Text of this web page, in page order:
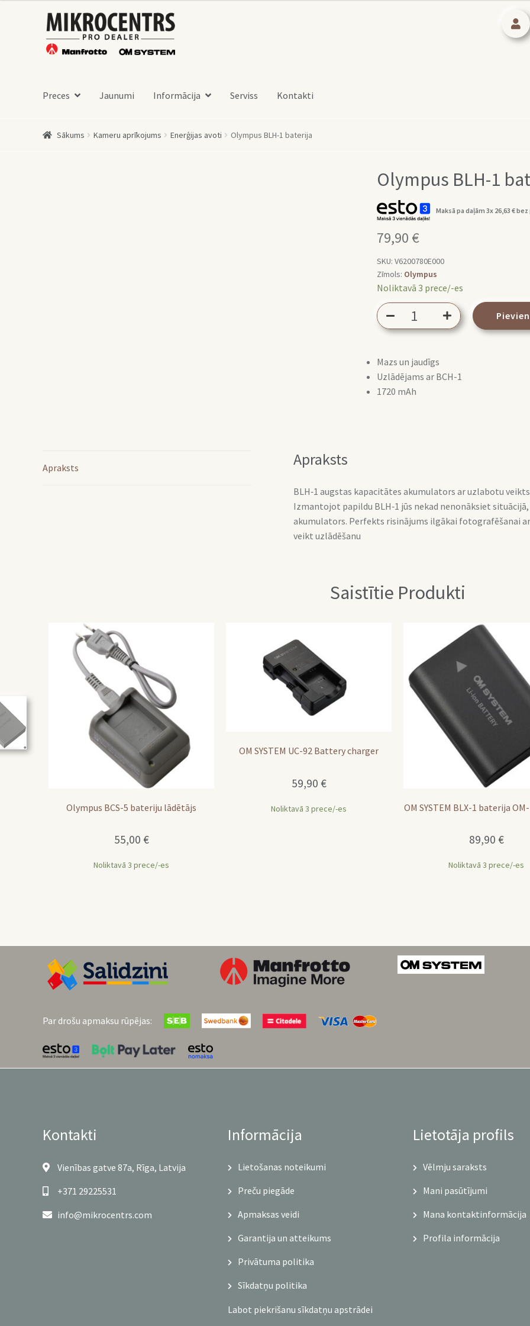
Skip
to
navigation
Skip
to
content
Preces Jaunumi Informācija Serviss Kontakti
Sākums Kameru aprīkojums Enerģijas avoti Olympus BLH-1 baterija
Olympus BLH-1
Maksā pa daļām 3x 26,63 €bez
79,90 €
SKU: V6200780E000
Zīmols: Olympus
Noliktavā 3 prece/-es
Olympus
BLH-
daudzums
Mazs un jaudīgs
Uzlādējams ar BCH-1
1720 mAh
Apraksts Apraksts
BLH‑1 augstas kapacitātes akumulators ar uzlabotu
Izmantojot papildu BLH‑1 jūs nekad nenonāksiet
akumulators. Perfekts risinājums ilgākai fotografēšanai
veikt uzlādēšanu
Saistītie Produkti
Olympus BCS-5 bateriju lādētājs
55,00 €
Noliktavā 3 prece/-es
OM SYSTEM UC-92 Battery charger
59,90 €
Noliktavā 3 prece/-es OM SYSTEM BLX-1 baterija
89,90 €
Noliktavā 3 prece/-es
Par drošu apmaksu rūpējas:
Kontakti
Vienības gatve 87a, Rīga, Latvija
+371 29225531
info@mikrocentrs.com
Informācija
Lietošanas noteikumi
Preču piegāde
Apmaksas veidi
Garantija un atteikums
Privātuma politika
Sīkdatņu politika
Labot piekrišanu sīkdatņu apstrādei
Lietotāja profils
Vēlmju saraksts
Mani pasūtījumi
Mana kontaktinformācija
Profila informācija